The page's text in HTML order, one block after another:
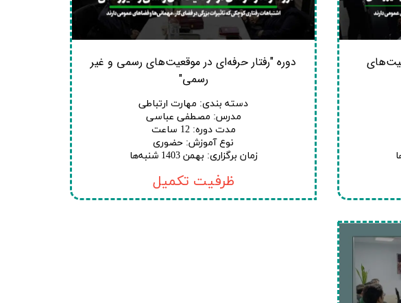
دوره "رفتار حرفه‌ای در موقعیت‌های رسمی و غیر
رسمی"
دسته بندی: مهارت ارتباطی
مدرس: مصطفی عباسی
مدت دوره:12 ساعت
نوع آموزش: حضوری
زمان برگزاری: بهمن 1403 شنبه‌ها
ظرفیت تکمیل